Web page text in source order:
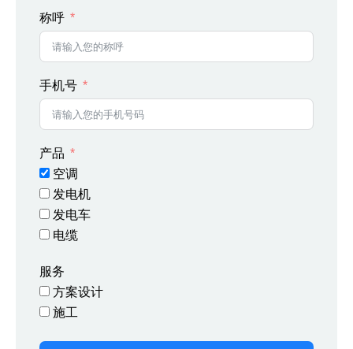
称呼
手机号
产品
空调
发电机
发电车
电缆
服务
方案设计
施工